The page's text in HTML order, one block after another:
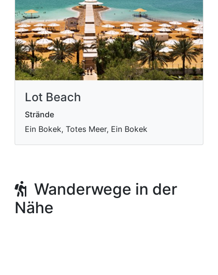
Lot Beach
Strände
Ein Bokek, Totes Meer, Ein Bokek
Wanderwege in der
Nähe